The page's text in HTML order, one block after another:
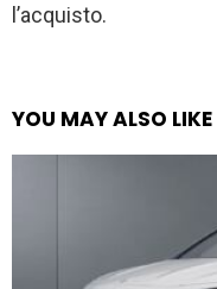
l’acquisto.
YOU MAY ALSO LIKE